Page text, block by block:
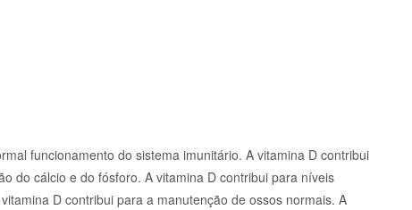
funcionamento do sistema imunitário. A vitamina D contribui
do cálcio e do fósforo. A vitamina D contribui para níveis
D contribui para a manutenção de ossos normais. A